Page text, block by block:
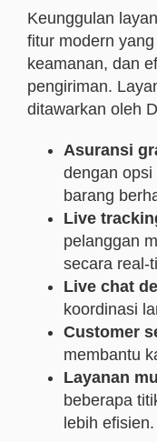
Keunggulan
fitur modern
keamanan, dan
pengiriman.
ditawarkan oleh
Asuransi
dengan
barang
Live
pelanggan
secara real-
Live chat
koordinasi
Customer
membantu
Layanan
beberapa
lebih efisien.